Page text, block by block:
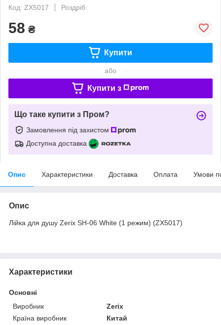
Код: ZX5017
Роздріб
58 ₴
Купити
або
Купити з
Що таке купити з Пром?
Замовлення під захистом
Доступна доставка
Опис Характеристики Доставка Оплата Умови
Опис
Лійка для душу Zerix SH-06 White (1 режим) (ZX5017)
Характеристики
Основні
Виробник
Zerix
Країна виробник
Китай